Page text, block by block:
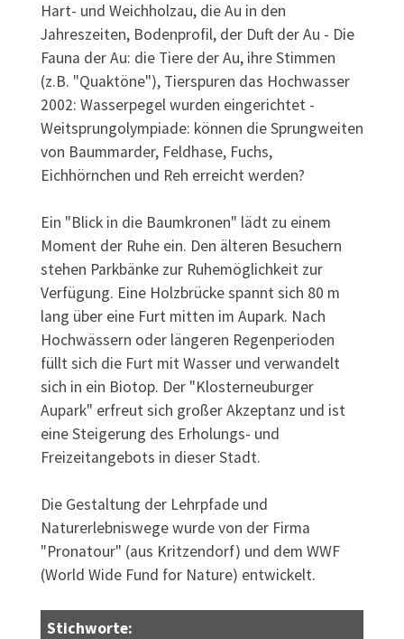
Hart- und Weichholzau, die Au in den
Jahreszeiten, Bodenprofil, der Duft der Au - Die
Fauna der Au: die Tiere der Au, ihre Stimmen
(z.B. "Quaktöne"), Tierspuren das Hochwasser
2002: Wasserpegel wurden eingerichtet -
Weitsprungolympiade: können die Sprungweiten
von Baummarder, Feldhase, Fuchs,
Eichhörnchen und Reh erreicht werden?
Ein "Blick in die Baumkronen" lädt zu einem
Moment der Ruhe ein. Den älteren Besuchern
stehen Parkbänke zur Ruhemöglichkeit zur
Verfügung. Eine Holzbrücke spannt sich 80 m
lang über eine Furt mitten im Aupark. Nach
Hochwässern oder längeren Regenperioden
füllt sich die Furt mit Wasser und verwandelt
sich in ein Biotop. Der "Klosterneuburger
Aupark" erfreut sich großer Akzeptanz und ist
eine Steigerung des Erholungs- und
Freizeitangebots in dieser Stadt.
Die Gestaltung der Lehrpfade und
Naturerlebniswege wurde von der Firma
"Pronatour" (aus Kritzendorf) und dem WWF
(World Wide Fund for Nature) entwickelt.
Stichworte: